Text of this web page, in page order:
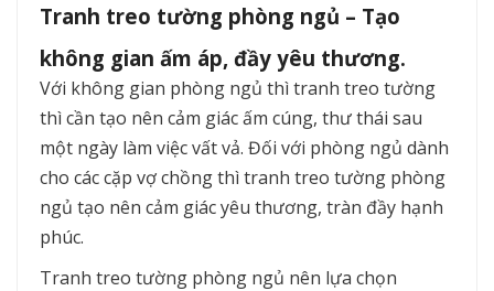
Tranh treo tường phòng ngủ – Tạo
không gian ấm áp, đầy yêu thương.
Với không gian phòng ngủ thì tranh treo tường
thì cần tạo nên cảm giác ấm cúng, thư thái sau
một ngày làm việc vất vả. Đối với phòng ngủ dành
cho các cặp vợ chồng thì tranh treo tường phòng
ngủ tạo nên cảm giác yêu thương, tràn đầy hạnh
phúc.
Tranh treo tường phòng ngủ nên lựa chọn